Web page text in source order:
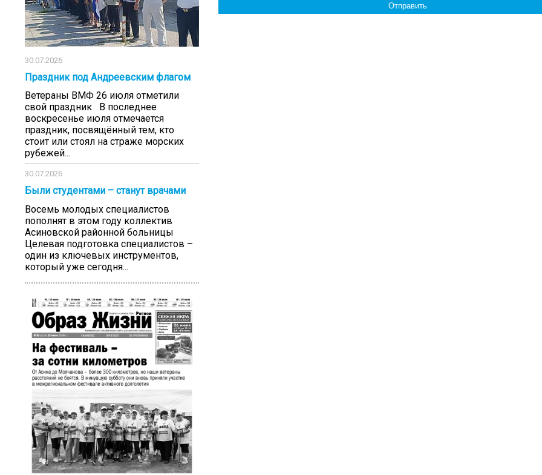
30.07.2026
Праздник под Андреевским флагом
Ветераны ВМФ 26 июля отметили
свой праздник В последнее
воскресенье июля отмечается
праздник, посвящённый тем, кто
стоит или стоял на страже морских
рубежей...
30.07.2026
Были студентами – станут врачами
Восемь молодых специалистов
пополнят в этом году коллектив
Асиновской районной больницы
Целевая подготовка специалистов –
один из ключевых инструментов,
который уже сегодня...